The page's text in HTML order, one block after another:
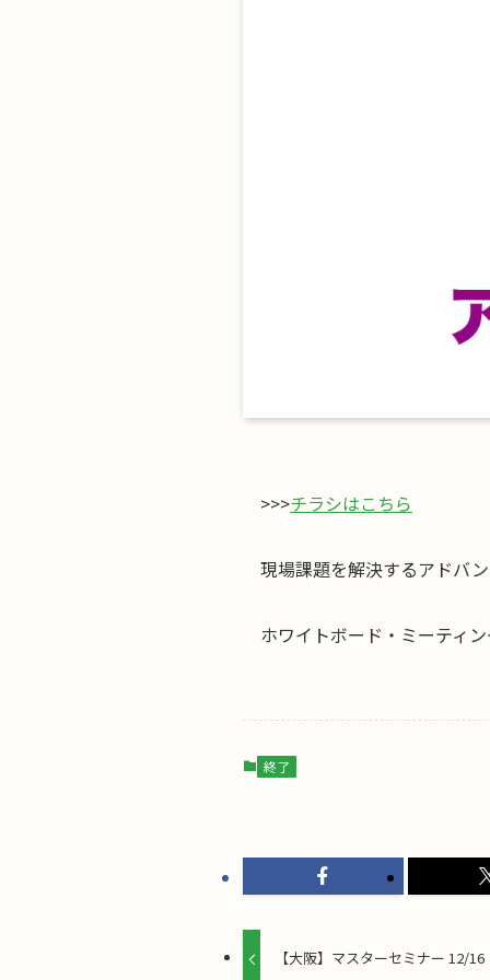
>>>チラシはこちら
現場課題を解決するアドバ
ホワイトボード・ミーティ
終了
【大阪】マスターセミナー 12/16